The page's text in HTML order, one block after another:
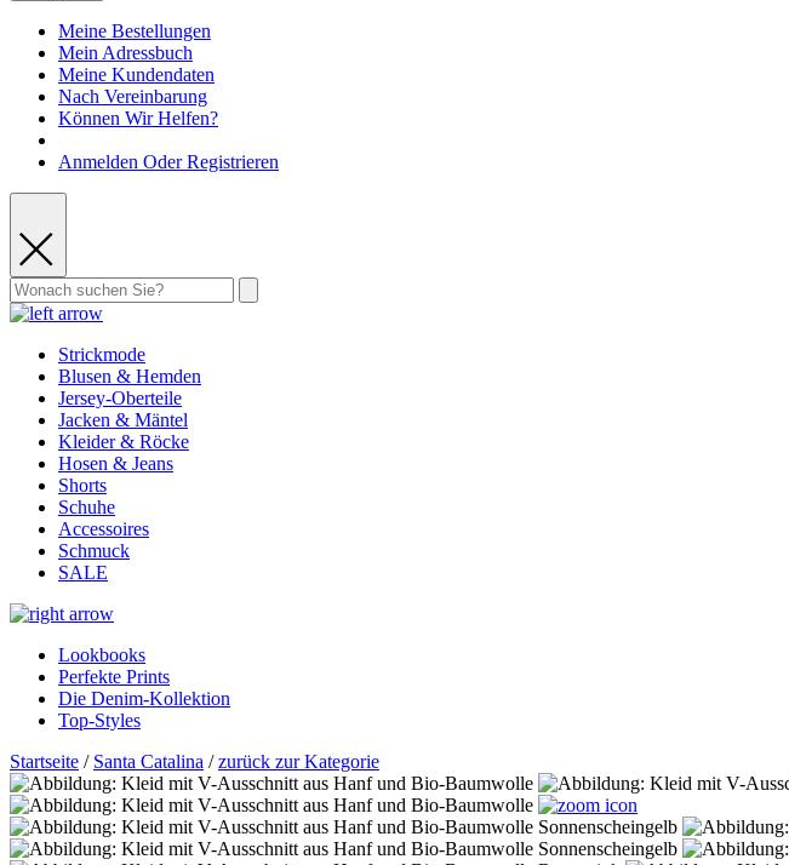
Meine Bestellungen
Mein Adressbuch
Meine Kundendaten
Nach Vereinbarung
Können Wir Helfen?
Anmelden Oder Registrieren
Strickmode
Blusen & Hemden
Jersey-Oberteile
Jacken & Mäntel
Kleider & Röcke
Hosen & Jeans
Shorts
Schuhe
Accessoires
Schmuck
SALE
Lookbooks
Perfekte Prints
Die Denim-Kollektion
Top-Styles
Startseite / Santa Catalina /zurück zur Kategorie